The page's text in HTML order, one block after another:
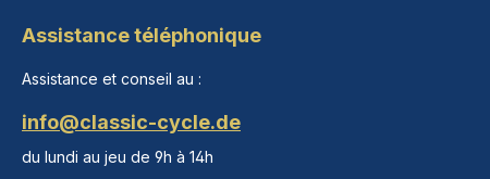
Assistance téléphonique
Assistance et conseil au :
info@classic-cycle.de
du lundi au jeu de 9h à 14h